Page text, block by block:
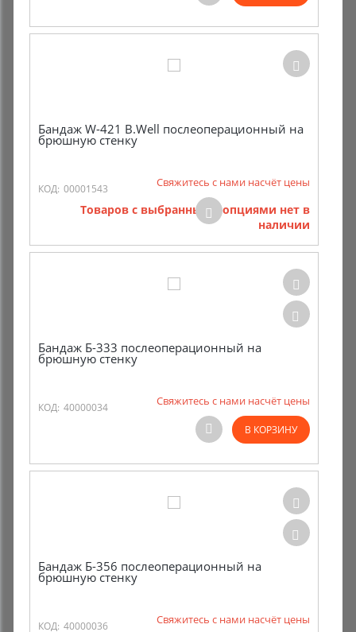
Бандаж W-421 B.Well послеоперационный на
брюшную стенку
КОД: 00001543 Свяжитесь с нами насчёт цены
Товаров с выбранными опциями нет в
наличии
Бандаж Б-333 послеоперационный на
брюшную стенку
КОД: 40000034 Свяжитесь с нами насчёт цены
В КОРЗИНУ
Бандаж Б-356 послеоперационный на
брюшную стенку
КОД: 40000036 Свяжитесь с нами насчёт цены